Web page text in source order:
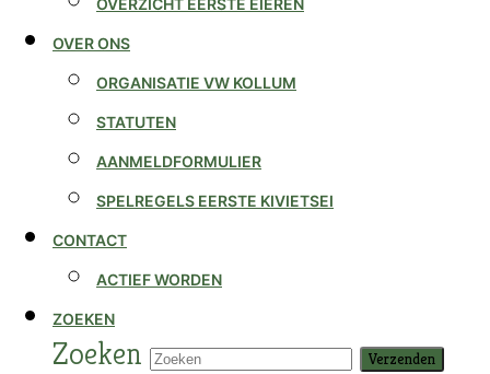
OVERZICHT EERSTE EIEREN
OVER ONS
ORGANISATIE VW KOLLUM
STATUTEN
AANMELDFORMULIER
SPELREGELS EERSTE KIVIETSEI
CONTACT
ACTIEF WORDEN
ZOEKEN
Zoeken Verzenden